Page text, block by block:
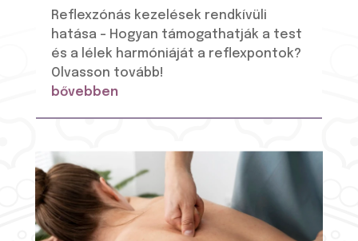
Reflexzónás kezelések rendkívüli
hatása – Hogyan támogathatják a test
és a lélek harmóniáját a reflexpontok?
Olvasson tovább!
bővebben